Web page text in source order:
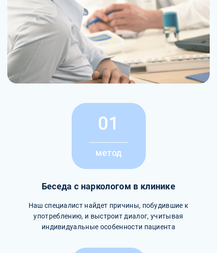
01
метод
Беседа с наркологом в клинике
Наш специалист найдет причины, побудившие к
употреблению, и выстроит диалог, учитывая
индивидуальные особенности пациента